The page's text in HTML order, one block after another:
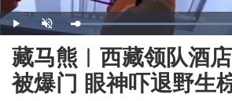
Play Unmute Loaded:
100.00%
藏马熊︱西藏领队酒
被爆门 眼神吓退野生